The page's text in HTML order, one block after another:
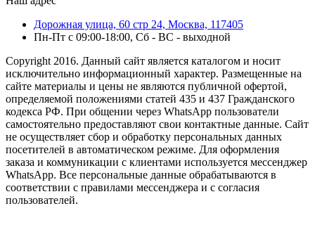
Дорожная улица, 60 стр 24, Москва, 117405
Пн-Пт с 09:00-18:00, Сб - ВС - выходной
Copyright 2016. Данный сайт является каталогом и носит
исключительно информационный характер. Размещенные на
сайте материалы и цены не являются публичной офертой,
определяемой положениями статей 435 и 437 Гражданского
кодекса РФ. При общении через WhatsApp пользователи
самостоятельно предоставляют свои контактные данные. Сайт
не осуществляет сбор и обработку персональных данных
посетителей в автоматическом режиме. Для оформления
заказа и коммуникации с клиентами используется мессенджер
WhatsApp. Все персональные данные обрабатываются в
соответствии с правилами мессенджера и с согласия
пользователей.